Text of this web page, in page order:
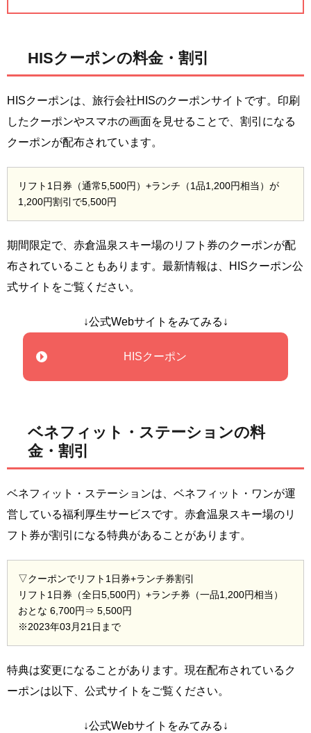
HISクーポンの料金・割引
HISクーポンは、旅行会社HISのクーポンサイトです。印刷
したクーポンやスマホの画面を見せることで、割引になる
クーポンが配布されています。
リフト1日券（通常5,500円）+ランチ（1品1,200円相当）が
1,200円割引で5,500円
期間限定で、赤倉温泉スキー場のリフト券のクーポンが配
布されていることもあります。最新情報は、HISクーポン公
式サイトをご覧ください。
↓公式Webサイトをみてみる↓
HISクーポン
ベネフィット・ステーションの料
金・割引
ベネフィット・ステーションは、ベネフィット・ワンが運
営している福利厚生サービスです。赤倉温泉スキー場のリ
フト券が割引になる特典があることがあります。
▽クーポンでリフト1日券+ランチ券割引
リフト1日券（全日5,500円）+ランチ券（一品1,200円相当）
おとな 6,700円⇒ 5,500円
※2023年03月21日まで
特典は変更になることがあります。現在配布されているク
ーポンは以下、公式サイトをご覧ください。
↓公式Webサイトをみてみる↓